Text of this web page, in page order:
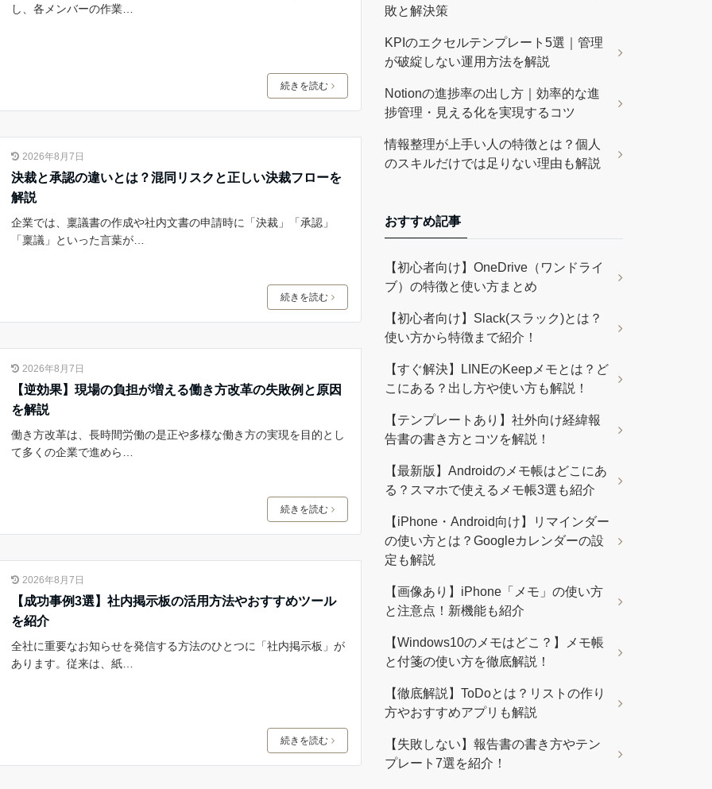
し、各メンバーの作業…
続きを読む
2026年8月7日
決裁と承認の違いとは？混同リスクと正しい決裁フローを
解説
企業では、稟議書の作成や社内文書の申請時に「決裁」「承認」
「稟議」といった言葉が…
続きを読む
2026年8月7日
【逆効果】現場の負担が増える働き方改革の失敗例と原因
を解説
働き方改革は、長時間労働の是正や多様な働き方の実現を目的とし
て多くの企業で進めら…
続きを読む
2026年8月7日
【成功事例3選】社内掲示板の活用方法やおすすめツール
を紹介
全社に重要なお知らせを発信する方法のひとつに「社内掲示板」が
あります。従来は、紙…
続きを読む
敗と解決策
KPIのエクセルテンプレート5選｜管理
が破綻しない運用方法を解説
Notionの進捗率の出し方｜効率的な進
捗管理・見える化を実現するコツ
情報整理が上手い人の特徴とは？個人
のスキルだけでは足りない理由も解説
おすすめ記事
【初心者向け】OneDrive（ワンドライ
ブ）の特徴と使い方まとめ
【初心者向け】Slack(スラック)とは？
使い方から特徴まで紹介！
【すぐ解決】LINEのKeepメモとは？ど
こにある？出し方や使い方も解説！
【テンプレートあり】社外向け経緯報
告書の書き方とコツを解説！
【最新版】Androidのメモ帳はどこにあ
る？スマホで使えるメモ帳3選も紹介
【iPhone・Android向け】リマインダー
の使い方とは？Googleカレンダーの設
定も解説
【画像あり】iPhone「メモ」の使い方
と注意点！新機能も紹介
【Windows10のメモはどこ？】メモ帳
と付箋の使い方を徹底解説！
【徹底解説】ToDoとは？リストの作り
方やおすすめアプリも解説
【失敗しない】報告書の書き方やテン
プレート7選を紹介！